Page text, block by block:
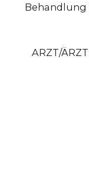
Behandlung
ARZT/